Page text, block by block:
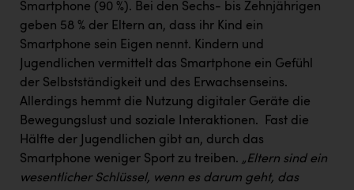
Smartphone (90 %). Bei den Sechs- bis Zehnjährigen
geben 58 % der Eltern an, dass ihr Kind ein
Smartphone sein Eigen nennt. Kindern und
Jugendlichen vermittelt das Smartphone ein Gefühl
der Selbstständigkeit und des Erwachsenseins. ​
Allerdings hemmt die Nutzung digitaler Geräte die
Bewegungslust und soziale Interaktionen. ​ Fast die
Hälfte der Jugendlichen gibt an, durch das
Smartphone weniger Sport zu treiben. ​ „Eltern sind ein
wesentlicher Schlüssel, wenn es darum geht, das